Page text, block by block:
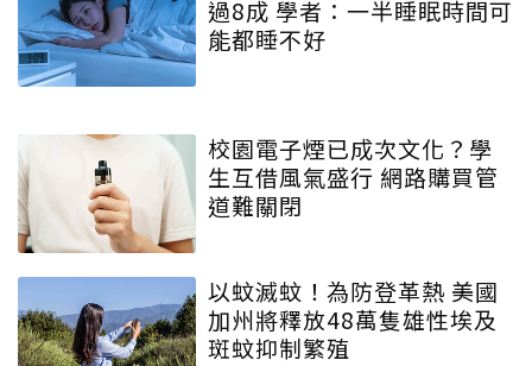
過8成 學者：一半睡眠時間可
能都睡不好
校園電子煙已成次文化？學
生互借風氣盛行 網路購買管
道難關閉
以蚊滅蚊！為防登革熱 美國
加州將釋放48萬隻雄性埃及
斑蚊抑制繁殖